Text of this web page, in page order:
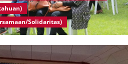
Solidaritas)